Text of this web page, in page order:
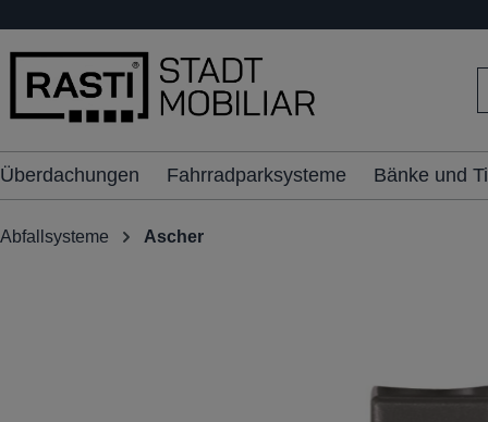
springen
Überdachungen Fahrradparksysteme Bänke und
Abfallsysteme Ascher